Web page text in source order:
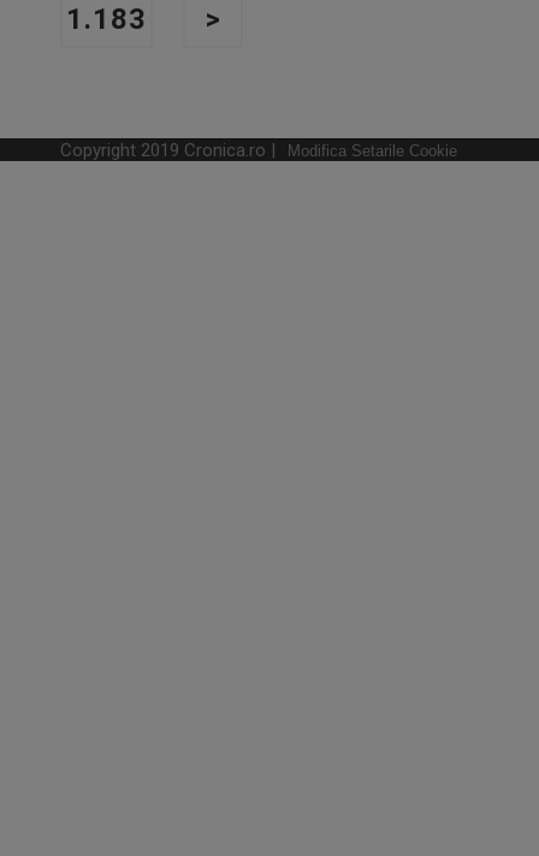
1.183 >
Copyright 2019 Cronica.ro | Modifica Setarile Cookie